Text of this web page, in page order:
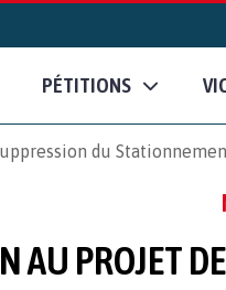
PÉTITIONS
du
AU PROJET